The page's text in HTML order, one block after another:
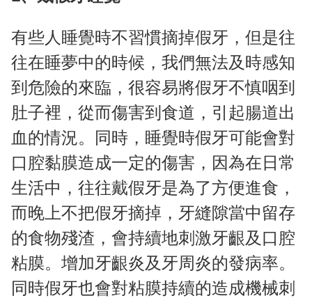
有些人睡覺時不習慣摘掉假牙，但是往
往在睡夢中的時候，我們無法及時感知
到危險的來臨，很容易將假牙不慎咽到
肚子裡，從而傷害到食道，引起腸道出
血的情況。同時，睡覺時假牙可能會對
口腔黏膜造成一定的傷害，因為在日常
生活中，往往戴假牙是為了方便進食，
而晚上不把假牙摘掉，牙縫隙當中留存
的食物殘渣，會持續地刺激牙齦及口腔
粘膜。增加牙齦炎及牙周炎的發病率。
同時假牙也會對粘膜持續的造成機械刺